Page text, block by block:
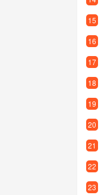
15
16
17
18
19
20
21
22
23